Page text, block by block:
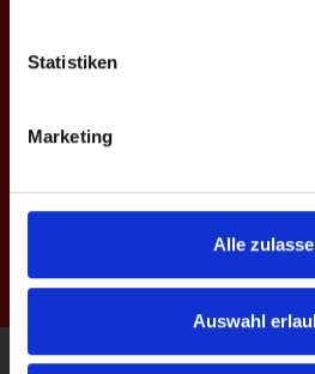
Statistiken
Marketing
Alle
Auswahl
Live-
Kontakt|Impressum|Datenschutz|